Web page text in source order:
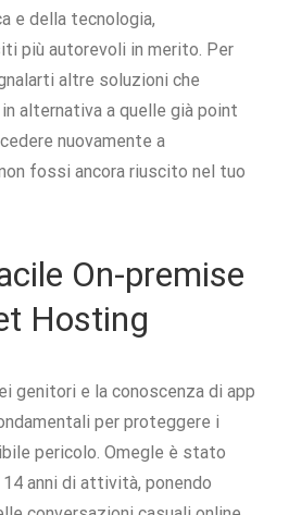
e della tecnologia,
più autorevoli in merito. Per
altre soluzioni che
alternativa a quelle già point
nuovamente a
fossi ancora riuscito nel tuo
On-premise
Hosting
genitori e la conoscenza di app
per proteggere i
pericolo. Omegle è stato
anni di attività, ponendo